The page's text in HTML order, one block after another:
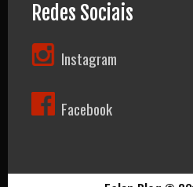
Redes Sociais
Instagram
Facebook